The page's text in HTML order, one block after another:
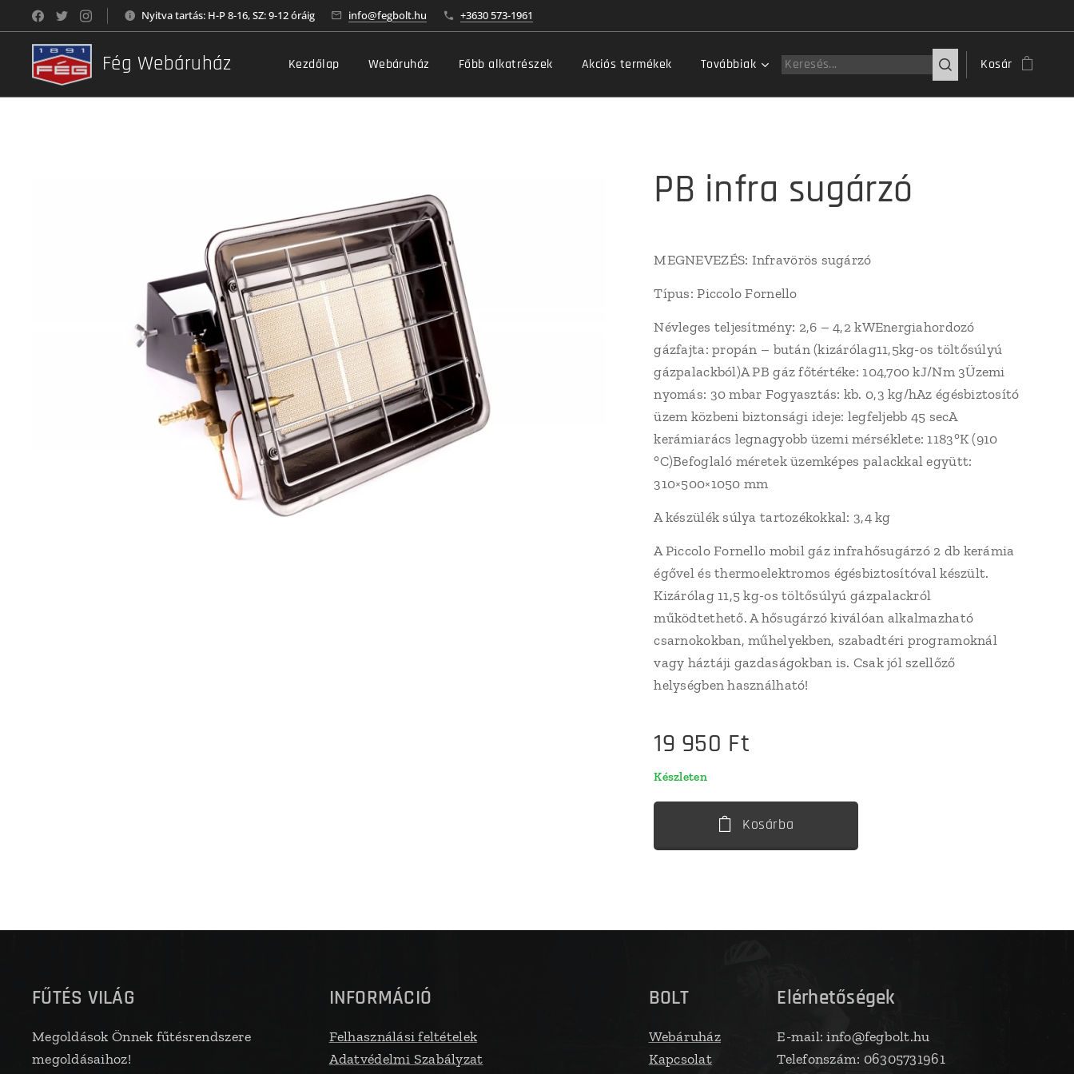
Nyitva tartás: H-P 8-16, SZ: 9-12 óráig info@fegbolt.hu +3630 573-1961
Fég Webáruház Kezdőlap Webáruház Főbb alkatrészek Akciós termékek Továbbiak Kosár
PB infra sugárzó
MEGNEVEZÉS: Infravörös sugárzó
Típus: Piccolo Fornello
Névleges teljesítmény: 2,6 – 4,2 kWEnergiahordozó
gázfajta: propán – bután (kizárólag11,5kg-os töltősúlyú
gázpalackból)A PB gáz főtértéke: 104,700 kJ/Nm 3Üzemi
nyomás: 30 mbar Fogyasztás: kb. 0,3 kg/hAz égésbiztosító
üzem közbeni biztonsági ideje: legfeljebb 45 secA
kerámiarács legnagyobb üzemi mérséklete: 1183°K (910
°C)Befoglaló méretek üzemképes palackkal együtt:
310×500×1050 mm
A készülék súlya tartozékokkal: 3,4 kg
A Piccolo Fornello mobil gáz infrahősugárzó 2 db kerámia
égővel és thermoelektromos égésbiztosítóval készült.
Kizárólag 11,5 kg-os töltősúlyú gázpalackról
működtethető. A hősugárzó kiválóan alkalmazható
csarnokokban, műhelyekben, szabadtéri programoknál
vagy háztáji gazdaságokban is. Csak jól szellőző
helységben használható!
19 950 Ft
Készleten
Kosárba
FŰTÉS VILÁG
Megoldások Önnek fűtésrendszere
megoldásaihoz!
INFORMÁCIÓ
Felhasználási feltételek
Adatvédelmi Szabályzat
BOLT
Webáruház
Kapcsolat
Elérhetőségek
E-mail: info@fegbolt.hu
Telefonszám: 06305731961